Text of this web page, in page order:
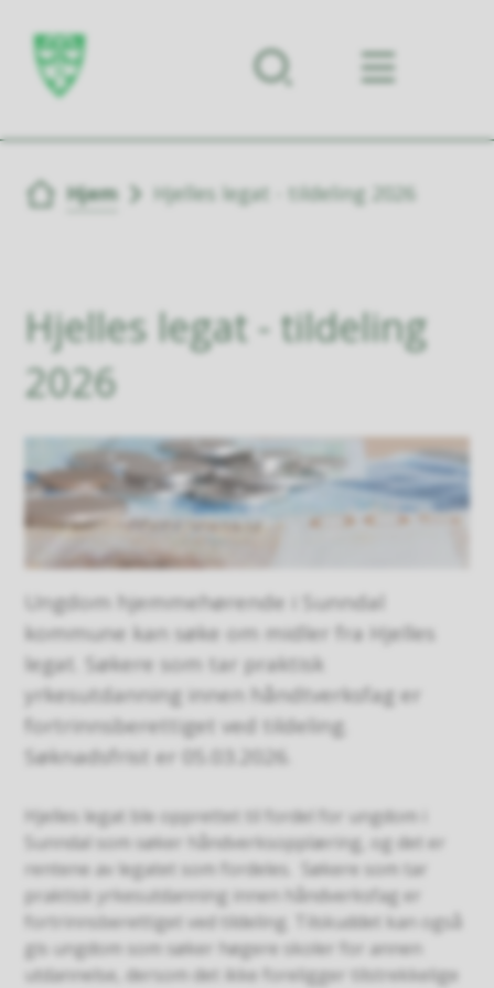
Forsiden
Du er her:
Hjem Hjelles legat - tildeling 2026
Hjelles legat - tildeling
2026
Ungdom hjemmehørende i Sunndal
kommune kan søke om midler fra Hjelles
legat. Søkere som tar praktisk
yrkesutdanning innen håndtverksfag er
fortrinnsberettiget ved tildeling.
Søknadsfrist er 05.03.2026.
Hjelles legat ble opprettet til fordel for ungdom i
Sunndal som søker håndverksopplæring, og det er
rentene av legatet som fordeles. Søkere som tar
praktisk yrkesutdanning innen håndverksfag er
fortrinnsberettiget ved tildeling. Tilskuddet kan også
gis ungdom som søker høgere skoler for annen
utdannelse, dersom det ikke foreligger tilstrekkelige